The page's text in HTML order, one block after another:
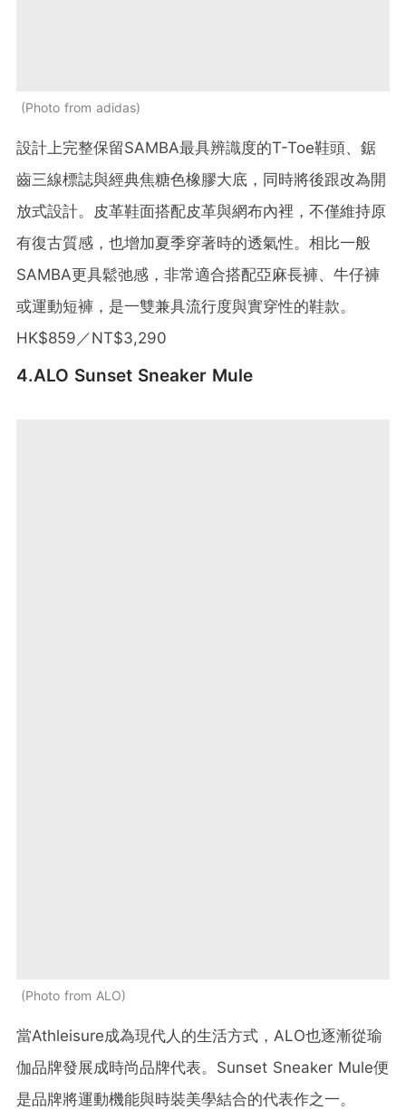
Photo from adidas
設計上完整保留SAMBA最具辨識度的T-Toe鞋頭、鋸
齒三線標誌與經典焦糖色橡膠大底，同時將後跟改為開
放式設計。皮革鞋面搭配皮革與網布內裡，不僅維持原
有復古質感，也增加夏季穿著時的透氣性。相比一般
SAMBA更具鬆弛感，非常適合搭配亞麻長褲、牛仔褲
或運動短褲，是一雙兼具流行度與實穿性的鞋款。
HK$859／NT$3,290
4.ALO Sunset Sneaker Mule
Photo from ALO
當Athleisure成為現代人的生活方式，ALO也逐漸從瑜
伽品牌發展成時尚品牌代表。Sunset Sneaker Mule便
是品牌將運動機能與時裝美學結合的代表作之一。